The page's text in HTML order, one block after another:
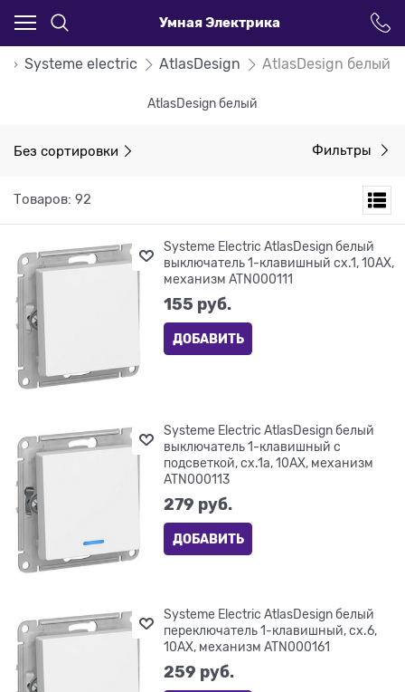
Умная Электрика
Systeme electric AtlasDesign AtlasDesign белый
AtlasDesign белый
Без сортировки Фильтры
Товаров: 92
Systeme Electric AtlasDesign белый
выключатель 1-клавишный сх.1, 10АХ,
механизм ATN000111
155 руб.
ДОБАВИТЬ
Systeme Electric AtlasDesign белый
выключатель 1-клавишный с
подсветкой, сх.1а, 10АХ, механизм
ATN000113
279 руб.
ДОБАВИТЬ
Systeme Electric AtlasDesign белый
переключатель 1-клавишный, сх.6,
10АХ, механизм ATN000161
259 руб.